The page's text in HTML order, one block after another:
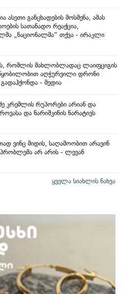
ასეთი განცხადების მოსმენა, ამას
სათანადო რეაქცია,
„ნაციონალმა“ თქვა - ირაკლი
რომლის მახლობლადაც ლაიფციგის
აღჭურვილი დრონი
- მედია
კრემლის რუპორები არიან და
და ნარიშკინის ნარატივს
ვინც მიდის, საღამოობით არავინ
არ არის - ლევან
ყველა სიახლის ნახვა